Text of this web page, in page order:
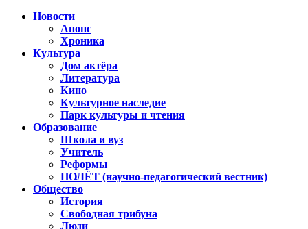
Новости
Анонс
Хроника
Культура
Дом актёра
Литература
Кино
Культурное наследие
Парк культуры и чтения
Образование
Школа и вуз
Учитель
Реформы
ПОЛЁТ (научно-педагогический вестник)
Общество
История
Свободная трибуна
Люди